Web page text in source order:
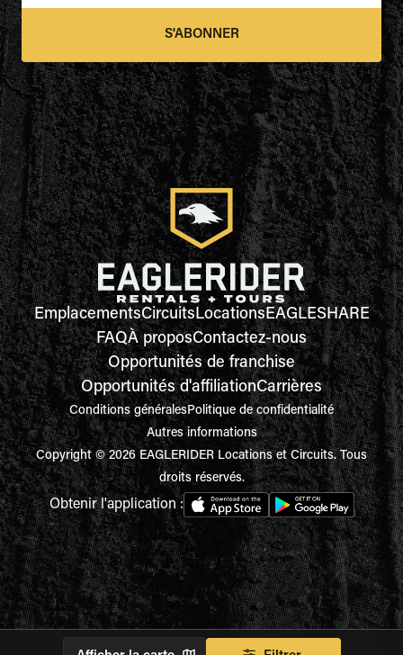
S'ABONNER
EmplacementsCircuitsLocationsEAGLESHARE
FAQÀ proposContactez-nous
Opportunités de franchise
Opportunités d'affiliationCarrières
Conditions généralesPolitique de confidentialité
Autres informations
Copyright © 2026 EAGLERIDER Locations et Circuits. Tous
droits réservés.
Obtenir l'application :